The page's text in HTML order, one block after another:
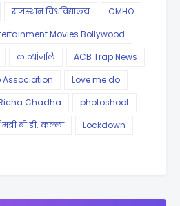
राजस्थान विश्वविद्यालय
CMHO
Movies Bollywood
काव्यांजलि
ACB Trap News
Association
Love me do
Chadha
photoshoot
मंत्री बी.डी. कल्ला
Lockdown